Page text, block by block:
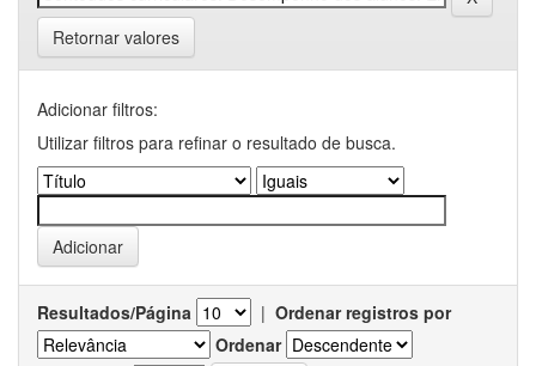
Retornar valores
Adicionar filtros:
Utilizar filtros para refinar o resultado de busca.
Resultados/Página | Ordenar registros por
Ordenar